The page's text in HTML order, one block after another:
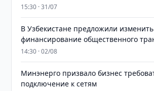
15:30 · 31/07
В Узбекистане предложили изменить
финансирование общественного
14:30 · 02/08
Минэнерго призвало бизнес
подключение к сетям